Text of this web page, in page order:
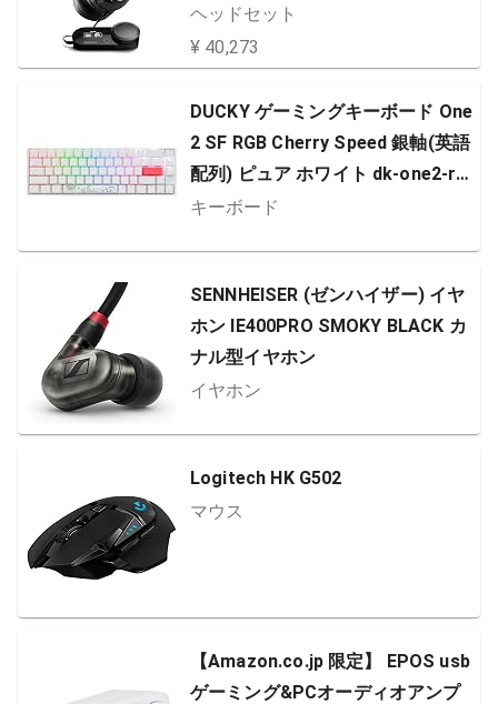
S4 Switch 対応 DAC搭載 Hi-Fiサウ
ンド 61527 ブラック 調整可能
ヘッドセット
¥ 40,273
DUCKY ゲーミングキーボード One
2 SF RGB Cherry Speed 銀軸(英語
配列) ピュア ホワイト dk-one2-rg
b-sf-pw-silver ［USB /有線］
キーボード
SENNHEISER (ゼンハイザー) イヤ
ホン IE400PRO SMOKY BLACK カ
ナル型イヤホン
イヤホン
Logitech HK G502
マウス
【Amazon.co.jp 限定】 EPOS usb
ゲーミング&PCオーディオアンプ